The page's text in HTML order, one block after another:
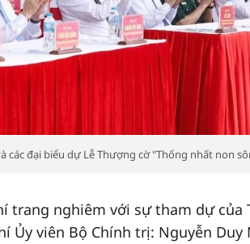
các đại biểu dự Lễ Thượng cờ "Thống nhất non
trang nghiêm với sự tham dự của
Ủy viên Bộ Chính trị: Nguyễn